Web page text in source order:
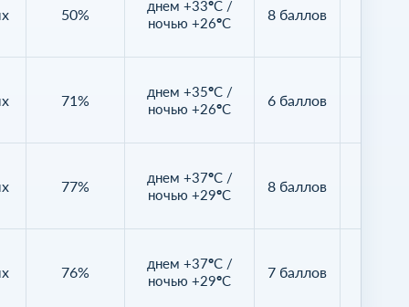
50%
днем +33°C /
ночью +26°C
8 баллов
71%
днем +35°C /
ночью +26°C
6 баллов
77%
днем +37°C /
ночью +29°C
8 баллов
76%
днем +37°C /
ночью +29°C
7 баллов